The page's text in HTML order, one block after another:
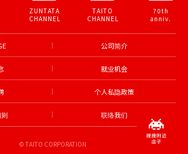
ZUNTATA
CHANNEL
TAITO
CHANNEL
70th
anniv.
公司简介
就业机会
个人私隐政策
联络我们
© TAITO CORPORATION